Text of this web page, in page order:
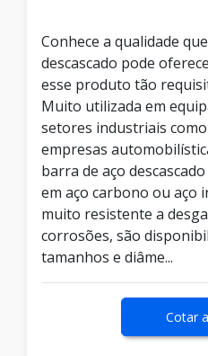
Conhece a qualidade
descascado pode
esse produto tão
Muito utilizada em
setores industriais
empresas
barra de aço
em aço carbono ou aço
muito resistente a
corrosões, são
tamanhos e diâme...
Cotar